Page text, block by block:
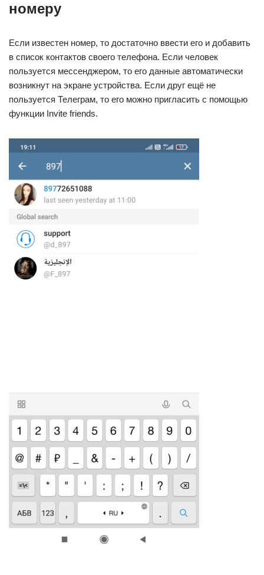
номеру
Если известен номер, то достаточно ввести его и добавить
в список контактов своего телефона. Если человек
пользуется мессенджером, то его данные автоматически
возникнут на экране устройства. Если друг ещё не
пользуется Телеграм, то его можно пригласить с помощью
функции Invite friends.